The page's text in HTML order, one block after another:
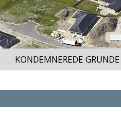
KONDEMNEREDE GRUNDE